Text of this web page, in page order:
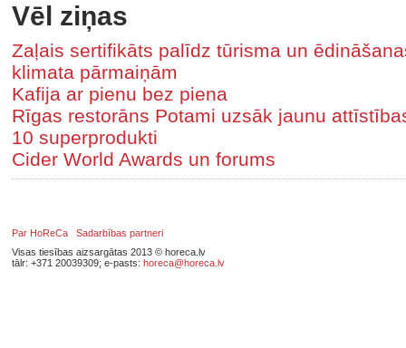
Vēl ziņas
Zaļais sertifikāts palīdz tūrisma un
klimata pārmaiņām
Kafija ar pienu bez piena
Rīgas restorāns Potami uzsāk jaunu
10 superprodukti
Cider World Awards un forums
Par HoReCa
Sadarbības partneri
Visas tiesības aizsargātas 2013 © horeca.lv
tālr: +371 20039309; e-pasts: horeca@horeca.lv